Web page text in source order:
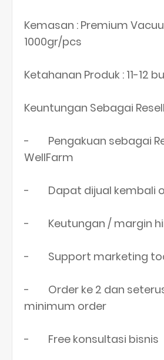
Kemasan : Premium
1000gr/pcs
Ketahanan Produk : 11-12
Keuntungan Sebagai
- Pengakuan sebagai
WellFarm
- Dapat dijual kembali
- Keutungan / margin
- Support marketing
- Order ke 2 dan
minimum order
- Free konsultasi bisnis